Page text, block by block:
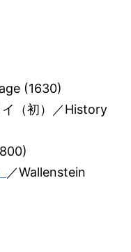
(1630)
イ（初）／History
／Wallenstein